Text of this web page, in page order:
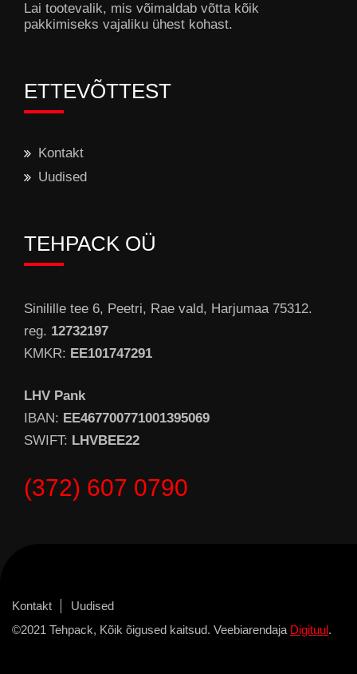
Lai tootevalik, mis võimaldab võtta kõik
pakkimiseks vajaliku ühest kohast.
ETTEVÕTTEST
Kontakt
Uudised
TEHPACK OÜ
Sinilille tee 6, Peetri, Rae vald, Harjumaa 75312.
reg. 12732197
KMKR: EE101747291
LHV Pank
IBAN: EE467700771001395069
SWIFT: LHVBEE22
(372) 607 0790
Kontakt
Uudised
©2021 Tehpack, Kõik õigused kaitsud. Veebiarendaja Digituul.